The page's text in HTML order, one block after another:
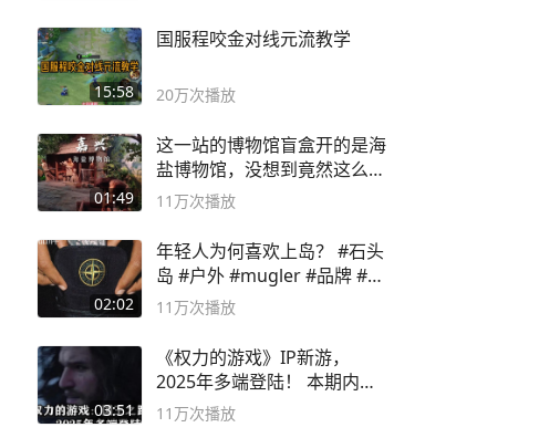
15:58
国服程咬金对线元流教学
20万次播放
01:49
这一站的博物馆盲盒开的是海
盐博物馆，没想到竟然这么好
逛！
11万次播放
02:02
年轻人为何喜欢上岛？ #石头
岛 #户外 #mugler #品牌 #足
球流氓
11万次播放
03:51
《权力的游戏》IP新游，
2025年多端登陆！ 本期内容
概要
11万次播放